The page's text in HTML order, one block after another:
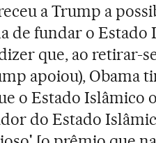
a Trump a
de fundar o
que, ao retirar-
apoiou), Obama
o Estado Islâmico
do Estado